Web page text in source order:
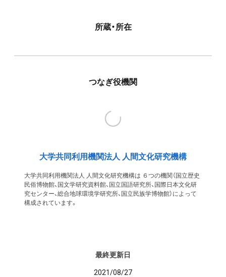
所蔵・所在
つなぎ役機関
大学共同利用機関法人 人間文化研究機構
大学共同利用機関法人 人間文化研究機構は ６つの機関（国立歴史
民俗博物館、国文学研究資料館、国立国語研究所、国際日本文化研
究センター、総合地球環境学研究所、国立民族学博物館）によって
構成されています。
最終更新日
2021/08/27